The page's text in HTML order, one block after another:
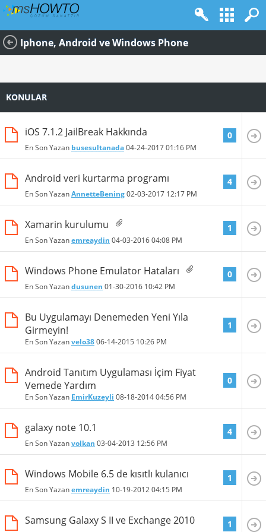
Iphone, Android ve Windows Phone
KONULAR
iOS 7.1.2 JailBreak Hakkında
En Son Yazan busesultanada04-24-201701:16 PM
0
Android veri kurtarma programı
En Son YazanAnnetteBening02-03-2017 12:17 PM
4
Xamarin kurulumu
En Son Yazanemreaydin 04-03-201604:08 PM
1
Windows Phone Emulator Hataları
En Son Yazandusunen 01-30-2016 10:42 PM
0
Bu Uygulamayı Denemeden Yeni Yıla
Girmeyin!
En Son Yazanvelo3806-14-2015 10:26 PM
1
Android Tanıtım Uygulaması İçim Fiyat
Vemede Yardım
En Son Yazan EmirKuzeyli 08-18-201404:56 PM
0
galaxy note 10.1
En Son Yazanvolkan 03-04-2013 12:56 PM
4
Windows Mobile 6.5 de kısıtlı kulanıcı
En Son Yazanemreaydin 10-19-201204:15 PM
1
Samsung Galaxy S II ve Exchange 2010 1